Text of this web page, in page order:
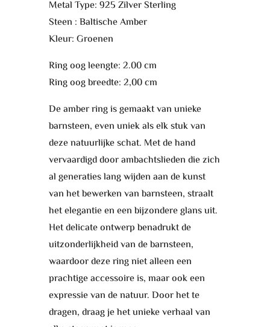
Metal Type: 925 Zilver Sterling
Steen : Baltische Amber
Kleur: Groenen
Ring oog leengte: 2.00 cm
Ring oog breedte: 2,00 cm
De amber ring is gemaakt van unieke
barnsteen, even uniek als elk stuk van
deze natuurlijke schat. Met de hand
vervaardigd door ambachtslieden die zich
al generaties lang wijden aan de kunst
van het bewerken van barnsteen, straalt
het elegantie en een bijzondere glans uit.
Het delicate ontwerp benadrukt de
uitzonderlijkheid van de barnsteen,
waardoor deze ring niet alleen een
prachtige accessoire is, maar ook een
expressie van de natuur. Door het te
dragen, draag je het unieke verhaal van